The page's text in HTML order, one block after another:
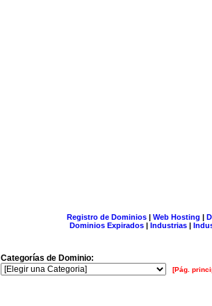
Registro de Dominios| Web Hosting |
Dominios Expirados | Industrias |
Categorías de Dominio:
[Pág.